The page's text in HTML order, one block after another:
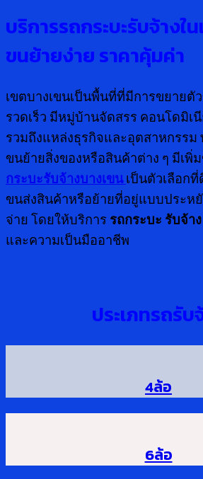
บริการรถกระบะรับจ้างใ
ขนย้ายง่าย ราคาคุ้มค่า
เขตบางเขนเป็นพื้นที่ที่มีการขยายตั
รวดเร็ว มีหมู่บ้านจัดสรร คอนโดมิเ
รวมถึงแหล่งธุรกิจและอุตสาหกรรม
ขนย้ายสิ่งของหรือสินค้าต่าง ๆ มีเพิ่
กระบะรับจ้างบางเขนเป็นตัวเลือก
ขนส่งสินค้าหรือย้ายที่อยู่แบบประห
จ่าย โดยให้บริการ รถกระบะ รับจ้าง
และความเป็นมืออาชีพ
ประเภทรถรับ
4ล้อ
6ล้อ